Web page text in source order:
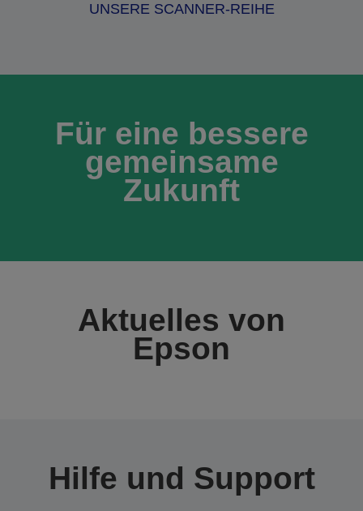
UNSERE SCANNER-REIHE
Für eine bessere
gemeinsame
Zukunft
Aktuelles von
Epson
Hilfe und Support